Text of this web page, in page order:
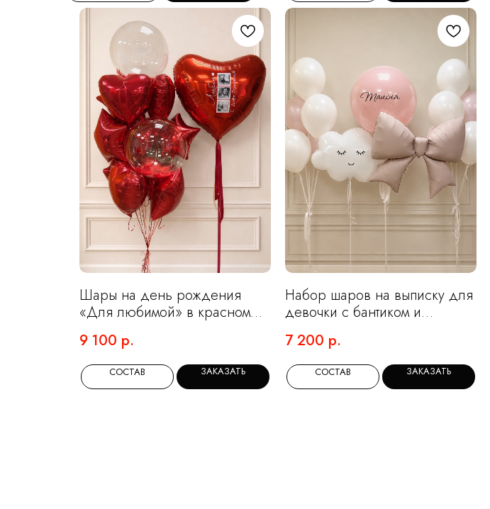
Шары на день рождения
«Для любимой» в красном
9 100 р.
СОСТАВ ЗАКАЗАТЬ
Набор шаров на выписку для
девочки с бантиком и
7 200 р.
СОСТАВ ЗАКАЗАТЬ